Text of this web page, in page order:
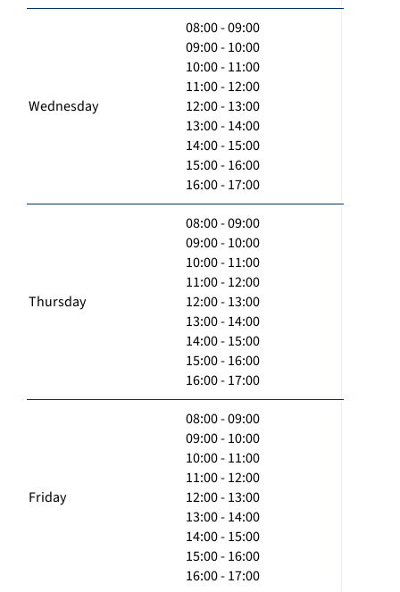
Wednesday
08:00 - 09:00
09:00 - 10:00
10:00 - 11:00
11:00 - 12:00
12:00 - 13:00
13:00 - 14:00
14:00 - 15:00
15:00 - 16:00
16:00 - 17:00
Thursday
08:00 - 09:00
09:00 - 10:00
10:00 - 11:00
11:00 - 12:00
12:00 - 13:00
13:00 - 14:00
14:00 - 15:00
15:00 - 16:00
16:00 - 17:00
Friday
08:00 - 09:00
09:00 - 10:00
10:00 - 11:00
11:00 - 12:00
12:00 - 13:00
13:00 - 14:00
14:00 - 15:00
15:00 - 16:00
16:00 - 17:00